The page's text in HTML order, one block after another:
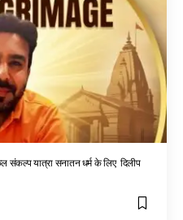
संकल्प यात्रा सनातन धर्म के लिए दिलीप